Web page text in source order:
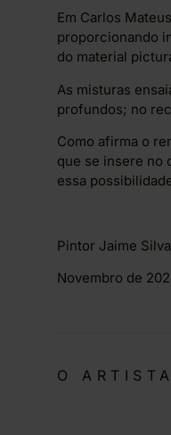
Em Carlos
proporcionando
do material
As misturas
profundos; no
Como afirma o
que se insere no
essa
Pintor Jaime Silva
Novembro de
O ARTISTA